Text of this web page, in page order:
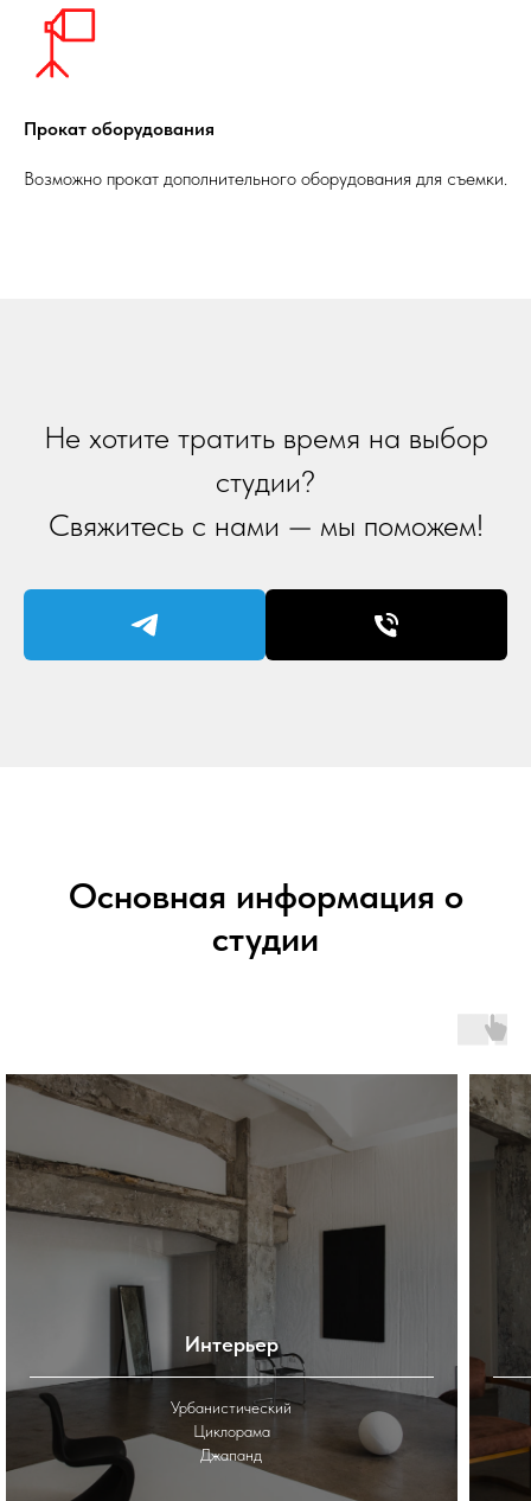
Прокат оборудования
Возможно прокат дополнительного оборудования для съемки.
Не хотите тратить время на выбор
студии?
Свяжитесь с нами — мы поможем!
Основная информация о
студии
Интерьер
Урбанистический
Циклорама
Джапанд